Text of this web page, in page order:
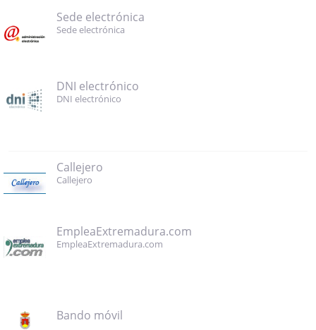
Sede electrónica
Sede electrónica
DNI electrónico
DNI electrónico
Callejero
Callejero
EmpleaExtremadura.com
EmpleaExtremadura.com
Bando móvil